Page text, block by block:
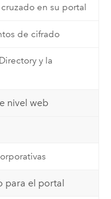
en su portal
de cifrado
y la
nivel web
para el portal